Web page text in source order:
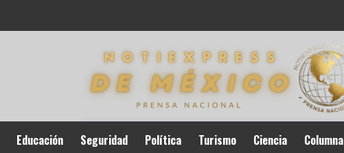
Educación Seguridad Política Turismo Ciencia Columna